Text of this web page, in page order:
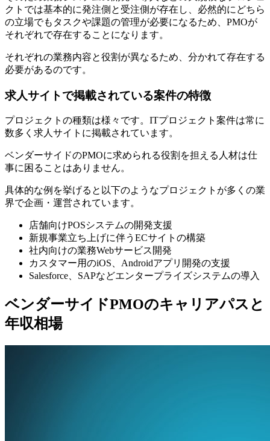
クトでは基本的に発注側と受注側が存在し、必然的にどちら
の立場でもタスクや課題の管理が必要になるため、PMOが
それぞれで存在することになります。
それぞれの業務内容と役割が異なるため、分かれて存在する
必要があるのです。
求人サイトで掲載されている案件の特徴
プロジェクトの種類は様々です。ITプロジェクト案件は常に
数多く求人サイトに掲載されています。
ベンダーサイドのPMOに求められる役割を担える人材は仕
事に困ることはありません。
具体的な例を挙げると以下のようなプロジェクトが多くの業
界で企画・運営されています。
店舗向けPOSシステムの開発支援
新規事業立ち上げに伴うECサイトの構築
社内向けの業務Webサービス開発
カスタマー用のiOS、Androidアプリ開発の支援
Salesforce、SAPなどエンタープライズシステムの導入
ベンダーサイドPMOのキャリアパスと
年収相場